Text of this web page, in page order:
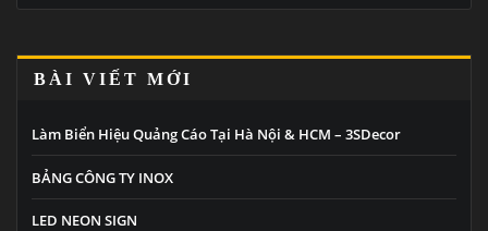
BÀI VIẾT MỚI
Làm Biển Hiệu Quảng Cáo Tại Hà Nội & HCM – 3SDecor
BẢNG CÔNG TY INOX
LED NEON SIGN